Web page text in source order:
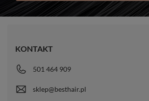
KONTAKT
501 464 909
sklep@besthair.pl